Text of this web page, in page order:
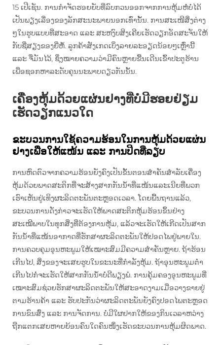
15 ເປີເຊັນ. ການກຳຈັດຮອຍຍັບທີ່ລົບກວນອອກຈາກການຫຸ້ມຫໍ່ບໍ່ໄດ້
ເປັນພຽງເລື່ອງຂອງລັກສະນະພາຍນອກເທົ່ານັ້ນ. ການສະເໜີສິ່ງຕ່າງ
ໆໃນຮູບແບບທີ່ສະອາດ ແລະ ສະຫງົບສິງເຄີຍເຮັດວຽກອັດສະຈັນໃຫ້
ກັບຊື່ສຽງຂອງຍີ່ຫໍ້. ລູກຄ້າສັງເກດເບິ່ງລາຍລະອຽດນ້ອຍໆເຫຼົ່ານີ້
ແລະ ຈື່ມັນໄວ້, ຊຶ່ງໝາຍຄວາມວ່າມີຄົນຫຼາຍຂື້ນເດີນເຂົ້າປະຕູຮ້ານ
ເພື່ອຊອກຫາລະດັບຄຸນນະພາບດຽວກັນນັ້ນ.
ເຄື່ອງຫຸ້ມດ້ວຍແຜ່ນຢາງທີ່ບໍ່ມີຮອຍຢ່ຽມ
ເຮັດວຽກແນວໃດ
ຂະບວນການໃຊ້ຄວາມຮ້ອນໃນການຫຸ້ມດ້ວຍແຜ່ນ
ຢາງເພື່ອໃຫ້ແໜ້ນ ແລະ ການປິດທີ່ລຽບ
ການຫົດຕົວຈາກຄວາມຮ້ອນຍັງຄົງເປັນຂັ້ນຕອນສຳຄັນສຳລັບເຄື່ອງ
ຫຸ້ມດ້ວຍພາດສະຕິກທີ່ຈະສ້າງສາກກັນນ້ຳທີ່ແໜ້ນແລະເນີຍທີ່ພວກ
ເຮົາເຫັນຢູ່ເທິງຜະລິດຕະພັນຕະຫຼອດເວລາ. ໂດຍພື້ນຖານແລ້ວ,
ຂະບວນການດັ່ງກ່າວຈະເຮັດໃຫ້ພາດສະຕິກຫຸ້ມຮ້ອນຂຶ້ນຢ່າງ
ສະເໝີພາບໃນທຸກສິ່ງທີ່ຕ້ອງການຫຸ້ມ, ແລ້ວຈະເຮັດໃຫ້ເກີດເປັນສາກ
ກັນນ້ຳທີ່ແໜ້ນອາກາດທີ່ຮັກສາຜະລິດຕະພັນໃຫ້ປອດໄພຢູ່ພາຍໃນ.
ການຄວບຄຸມອຸນຫະພູມໃຫ້ເໝາະສົມມີຄວາມສຳຄັນຫຼາຍ. ຖ້າຮ້ອນ
ເກີນໄປ, ສິ່ງຂອງຈະເສຍຮູບໃນຂະນະທີ່ກຳລັງຫຸ້ມ. ຖ້າອຸນຫະພູມຕ່ຳ
ເກີນໄປກໍ່ຈະເຮັດໃຫ້ສາກກັນນ້ຳບໍ່ດີພຽງພໍ. ການຄຸ້ມຄອງອຸນຫະພູມທີ່
ເໝາະສົມຊ່ວຍຮັກສາຜະລິດຕະພັນໃຫ້ສະອາດງາມເມື່ອວາງຂາຍຢູ່
ຕາມຮ້ານຄ້າ ແລະ ຮັບປະກັນວ່າຜະລິດຕະພັນຍັງຄົງປອດໄພຕະຫຼອດ
ການຂົນສົ່ງ ແລະ ການຈັດການ. ບໍ່ມີໃຜຢາກໃຫ້ຂອງກິນເວລາຫວ່າງ
ຖືກແຕກເສຍຫາຍຍ້ອນຄົນໃດຄົນໜຶ່ງເຮັດຂະບວນການຫຸ້ມຜິດພາດ.